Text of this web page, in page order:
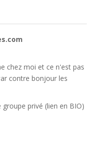
chez moi et ce n'est pas
contre bonjour les
privé (lien en BIO)